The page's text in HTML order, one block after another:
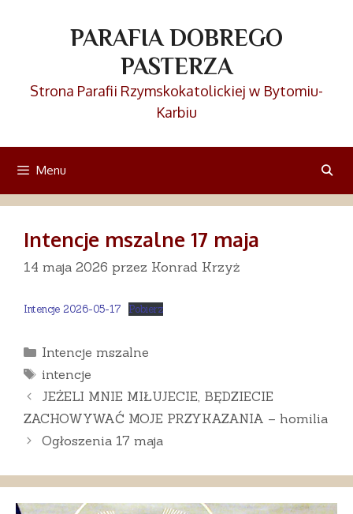
PARAFIA DOBREGO
PASTERZA
Strona Parafii Rzymskokatolickiej w Bytomiu-
Karbiu
Menu
Intencje mszalne 17 maja
14 maja 2026 przez Konrad Krzyż
Intencje 2026-05-17 Pobierz
Kategorie
Intencje mszalne
Tagi
intencje
JEŻELI MNIE MIŁUJECIE, BĘDZIECIE
ZACHOWYWAĆ MOJE PRZYKAZANIA – homilia
Ogłoszenia 17 maja